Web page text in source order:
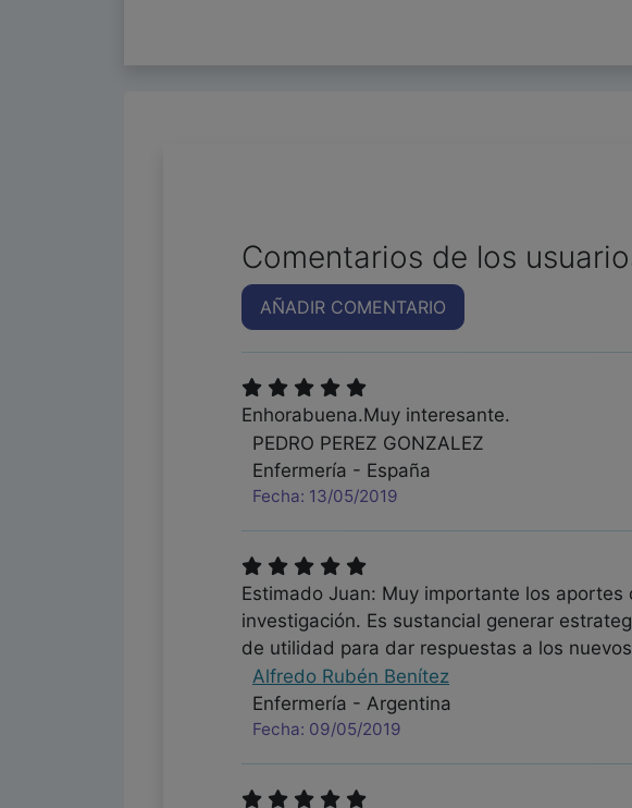
Comentarios de los
AÑADIR COMENTARIO
Enhorabuena.Muy interesante.
PEDRO PEREZ GONZALEZ
Enfermería - España
Fecha: 13/05/2019
Estimado Juan: Muy importante los
investigación. Es sustancial generar
de utilidad para dar respuestas a los
Alfredo Rubén Benítez
Enfermería - Argentina
Fecha: 09/05/2019